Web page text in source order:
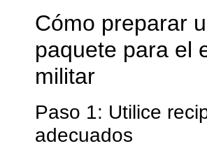
Cómo preparar
paquete para el
militar
Paso 1: Utilice
adecuados